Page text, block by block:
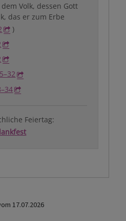
Volk, dessen Gott
das er zum Erbe
)
Feiertag:
17.07.2026